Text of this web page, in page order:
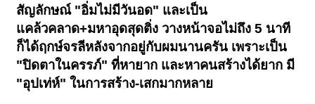
สัญลักษณ์ "อิ่มไม่มีวันอด" และเป็น
แคล้วคลาด+มหาอุดสุดติ่ง วางหน้าจอไม่ถึง 5 นาที
ก็ได้ฤกษ์จรลีหลังจากอยู่กับผมนานครัน เพราะเป็น
"ปิดตาในครรภ์" ที่หายาก และหาคนสร้างได้ยาก มี
"อุปเท่ห์" ในการสร้าง-เสกมากหลาย